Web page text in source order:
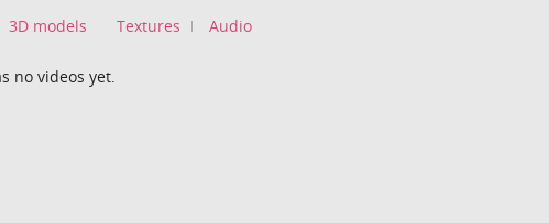
3D models Textures Audio
no videos yet.